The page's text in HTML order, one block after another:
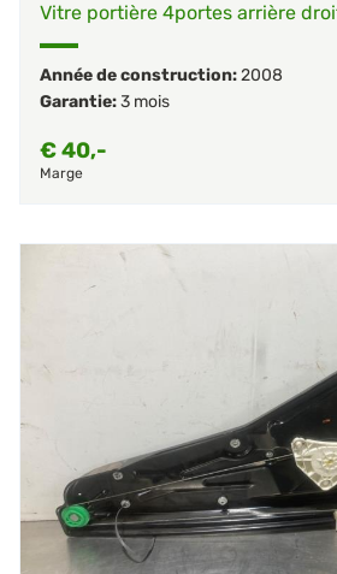
Vitre portière 4portes arrière
Année de construction:2008
Garantie:3 mois
€40,-
Marge